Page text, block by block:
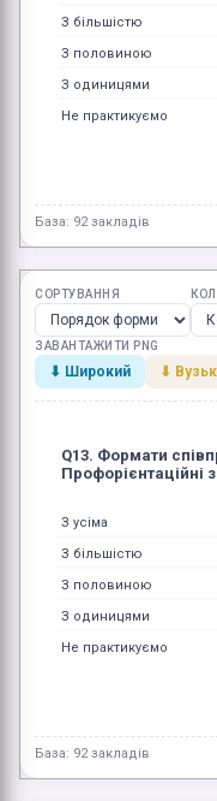
З більшістю
З половиною
З одиницями
Не практикуємо
База: 92 закладів
СОРТУВАННЯ
ЗАВАНТАЖИТИ PNG
⬇ Широкий ⬇
З усіма
З більшістю
З половиною
З одиницями
Не практикуємо
Q13. Формати
Профорієнтаційні
База: 92 закладів